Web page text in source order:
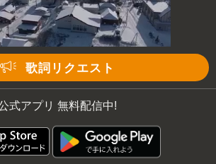
まで 3 キャンセル
歌詞リクエスト
式アプリ 無料配信中!